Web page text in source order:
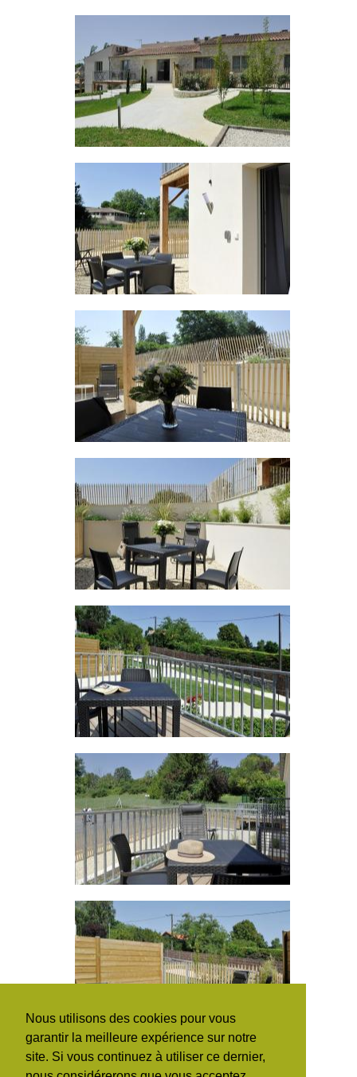
Nous utilisons des cookies pour vous
garantir la meilleure expérience sur notre
site. Si vous continuez à utiliser ce dernier,